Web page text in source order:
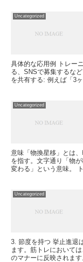
Uncategorized
具体的な応用例 トレー
る、SNSで募集するな
を共有する: 例えば「3
Uncategorized
意味「物換星移」とは
を指す。文字通り「物
変わる」という意味。
Uncategorized
3. 節度を持つ 挙止進退
ます。筋トレにおいて
のマナーに反映されま